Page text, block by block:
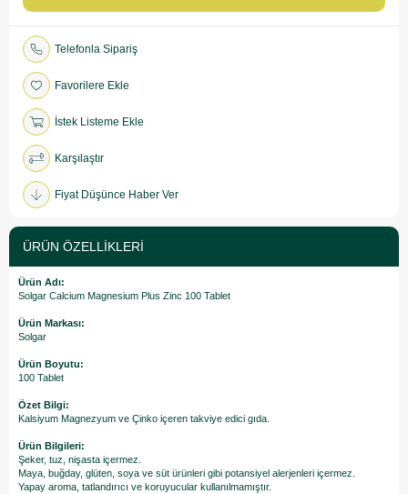
Telefonla Sipariş
Favorilere Ekle
İstek Listeme Ekle
Karşılaştır
Fiyat Düşünce Haber Ver
ÜRÜN ÖZELLIKLERI
Ürün Adı:
Solgar Calcium Magnesium Plus Zinc 100 Tablet
Ürün Markası:
Solgar
Ürün Boyutu:
100 Tablet
Özet Bilgi:
Kalsiyum Magnezyum ve Çinko içeren takviye edici gıda.
Ürün Bilgileri:
Şeker, tuz, nişasta içermez.
Maya, buğday, glüten, soya ve süt ürünleri gibi potansiyel alerjenleri içermez.
Yapay aroma, tatlandırıcı ve koruyucular kullanılmamıştır.